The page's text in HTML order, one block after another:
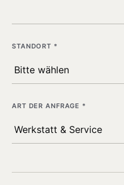
STANDORT *
ART DER ANFRAGE *